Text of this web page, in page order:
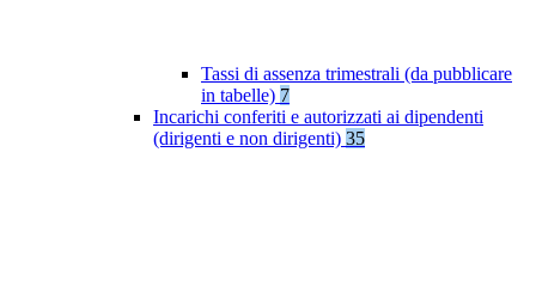
Tassi di assenza trimestrali (da pubblicare
in tabelle) 7
Incarichi conferiti e autorizzati ai dipendenti
(dirigenti e non dirigenti) 35